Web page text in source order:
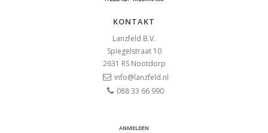
KONTAKT
Lanzfeld B.V.
Spiegelstraat 10
2631 RS Nootdorp
info@lanzfeld.nl
088 33 66 990
ANMELDEN